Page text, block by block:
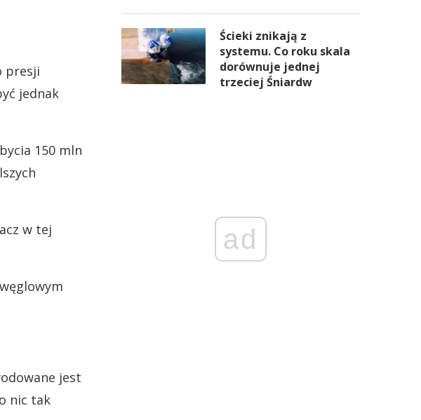
presji
jednak
150 mln
w tej
jest
nic tak
Ścieki znikają z
systemu. Co roku skala
dorównuje jednej
trzeciej Śniardw
ad